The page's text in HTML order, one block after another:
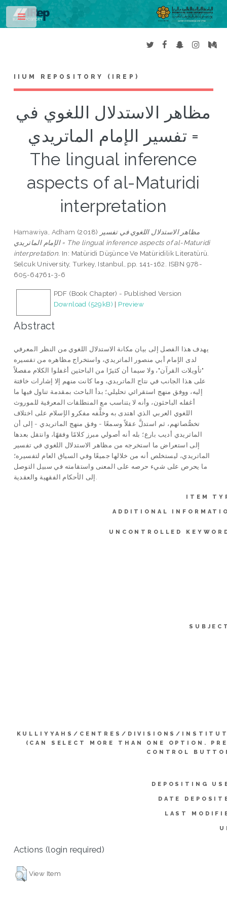
IIUM REPOSITORY (IREP)
مظاهر الاستدلال اللغوي في
تفسير الإمام الماتريدي =
The lingual inference
aspects of al-Maturidi
interpretation
Hamawiya, Adham (2018) مظاهر الاستدلال اللغوي في تفسير
الإمام الماتريدي = The lingual inference aspects of al-Maturidi
interpretation. In: Matüridi Düşünce Ve Matüridilik Literatürü.
Selcuk University, Turkey, Istanbul, pp. 141-162. ISBN 978-
605-64761-3-6
PDF (Book Chapter) - Published Version
Download (529kB) | Preview
Abstract
يهدف هذا الفصل إلى بيان مكانة الاستدلال اللغوي من النظر المعرفي
لدى الإمام أبي منصور الماتريدي، واستخراج مظاهره من تفسيره
"تأويلات القرآن"، ولا سيما أن كثيرًا من الباحثين أغفلوا الكلام مفصلاً
على هذا الجانب في نتاج الماتريدي، وما كانت منهم إلا إشارات خافتة
إليه، ووفق منهج استقرائي تحليلي؛ بدأ الباحث بمقدمة تناول فيها ما
أغفله الباحثون، وأنه لا يتناسب مع المنطلقات المعرفية للموروث
اللغوي العربي الذي اهتدى به وخلَّفه مفكرو الإسلام على اختلاف
تخصُّصاتهم، ثم استدلَّ عقلاً وسمعًا - وفق منهج الماتريدي - إلى أن
الماتريدي أديب بارع؛ بله أنه أصولي مبرز كلامًا وفقهًا، وانتقل بعدها
إلى استعراض ما استخرجه من مظاهر الاستدلال اللغوي في تفسير
الماتريدي، ليستخلص أنه من خلالها جميعًا وفي السياق العام لتفسيره؛
ما يحرص على شيء حرصه على المعنى واستقامته في سبيل التوصل
إلى الأحكام الفقهية والعقدية.
ITEM
ADDITIONAL
UNCONTROLLED
KULLIYYAHS/CENTRES/DIVISIONS/
(CAN SELECT MORE THAN ONE OPTION.
CONTROL
DEPOSITING
DATE
LAST
Actions (login required)
View Item
Toggle